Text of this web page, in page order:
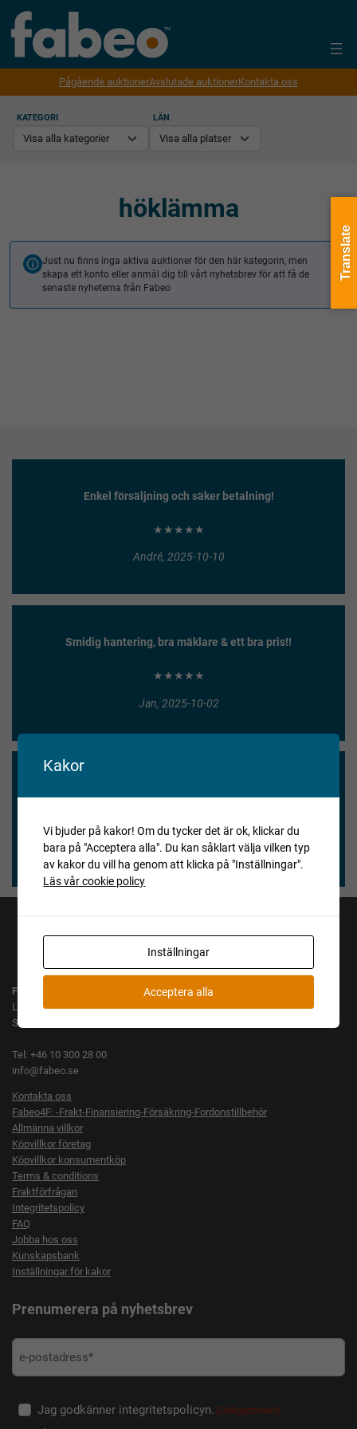
Pågående auktionerAvslutade auktionerKontakta oss
KATEGORI LÄN
höklämma
Just nu finns inga aktiva auktioner för den här kategorin, men
skapa ett konto eller anmäl dig till vårt nyhetsbrev för att få de
senaste nyheterna från Fabeo
Enkel försäljning och säker betalning!
★★★★★
André, 2025-10-10
Smidig hantering, bra mäklare & ett bra pris!!
★★★★★
Jan, 2025-10-02
Henry Vitlycke Museum, 2025-04-15
Fabeo AB
Lamellgatan 10
SE-261 35 Landskrona
Tel: +46 10 300 28 00
info@fabeo.se
Kontakta oss
Fabeo4F: -Frakt-Finansiering-Försäkring-Fordonstillbehör
Allmänna villkor
Köpvillkor företag
Köpvillkor konsumentköp
Terms & conditions
Fraktförfrågan
Integritetspolicy
FAQ
Jobba hos oss
Kunskapsbank
Inställningar för kakor
Prenumerera på nyhetsbrev
Jag godkänner integritetspolicyn. (Obligatoriskt)
Kakor
Vi bjuder på kakor! Om du tycker det är ok, klickar du
bara på "Acceptera alla". Du kan såklart välja vilken typ
av kakor du vill ha genom att klicka på "Inställningar".
Läs vår cookie policy
Inställningar
Acceptera alla
Translate